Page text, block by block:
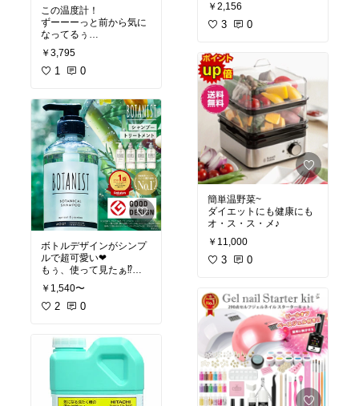
この温度計！
ずーーーっと前から気に
なってるぅ
可愛い❤︎インテリアにも
GOOD！
￥3,795
1 0
ボトルデザインがシンプ
ルで超可愛い❤︎
もぅ、使って見たぁ⁉︎
ぁたしスムース派♪是非
オ・ス・ス・メ♪
￥1,540〜
2 0
￥2,156
3 0
簡単温野菜~
ダイエットにも健康にも
オ・ス・ス・メ♪
￥11,000
3 0